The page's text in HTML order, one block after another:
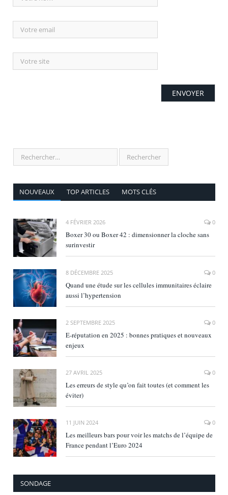
NOUVEAUX TOP ARTICLES MOTS CLÉS
4 FÉVRIER 2026 0
Boxer 30 ou Boxer 42 : dimensionner la cloche sans
surinvestir
8 DÉCEMBRE 2025 0
Quand une étude sur les cellules immunitaires éclaire
aussi l’hypertension
2 SEPTEMBRE 2025 0
E‑réputation en 2025 : bonnes pratiques et nouveaux
enjeux
27 AVRIL 2025 0
Les erreurs de style qu’on fait toutes (et comment les
éviter)
11 JUIN 2024 0
Les meilleurs bars pour voir les matchs de l’équipe de
France pendant l’Euro 2024
SONDAGE